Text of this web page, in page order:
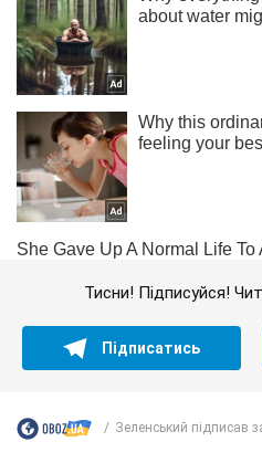
Тисни! Підписуйся!
Підписатись
Зеленський підписав